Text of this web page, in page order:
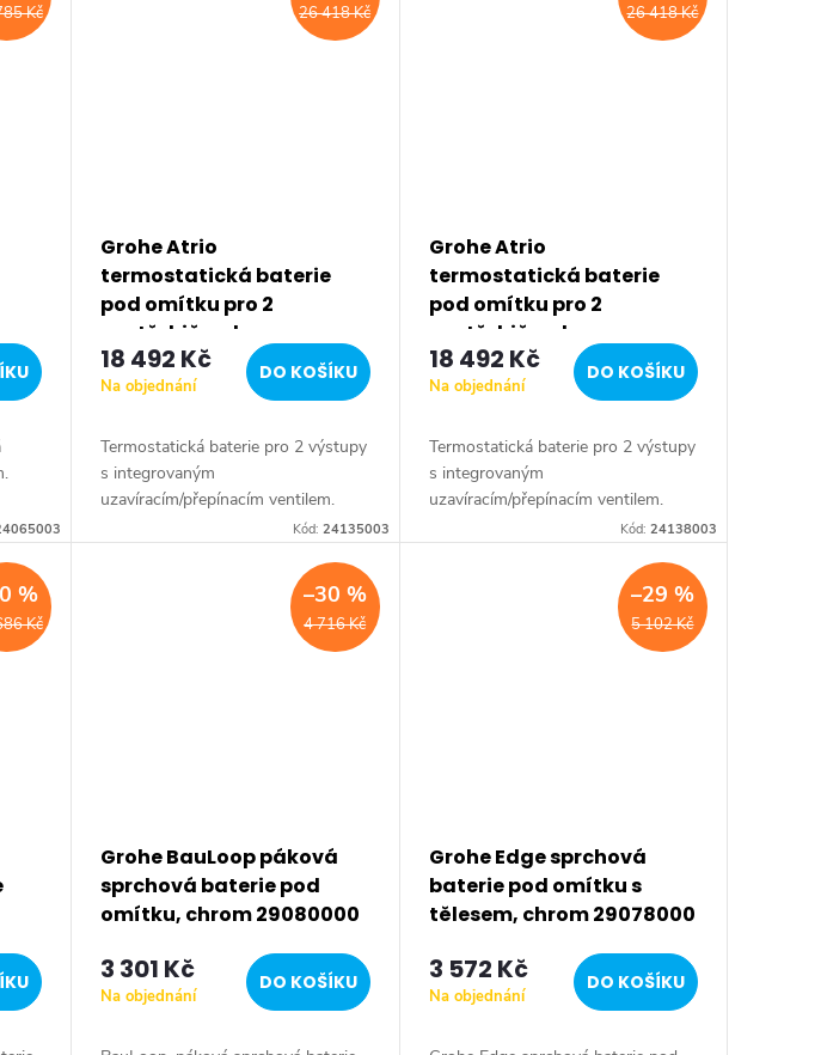
Kč 26 418 Kč
Grohe Atrio
termostatická baterie
pod omítku pro 2
spotřebiče, chrom
24135003
18 492 Kč
Na objednání
DO KOŠÍKU
Termostatická baterie pro 2 výstupy
s integrovaným
uzavíracím/přepínacím ventilem.
Kód: 24135003
26 418 Kč
Grohe Atrio
termostatická baterie
pod omítku pro 2
spotřebiče, chrom
24138003
18 492 Kč
Na objednání
DO KOŠÍKU
Termostatická baterie pro 2 výstupy
s integrovaným
uzavíracím/přepínacím ventilem.
Kód: 24138003
Kč
%
4 716 Kč
–30 %
Grohe BauLoop páková
sprchová baterie pod
omítku, chrom 29080000
3 301 Kč
Na objednání
DO KOŠÍKU
5 102 Kč
–29 %
Grohe Edge sprchová
baterie pod omítku s
tělesem, chrom 29078000
3 572 Kč
Na objednání
DO KOŠÍKU